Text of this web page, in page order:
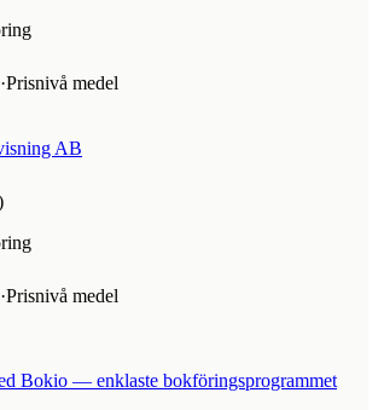
·Prisnivå medel
AB
·Prisnivå medel
Bokio — enklaste bokföringsprogrammet